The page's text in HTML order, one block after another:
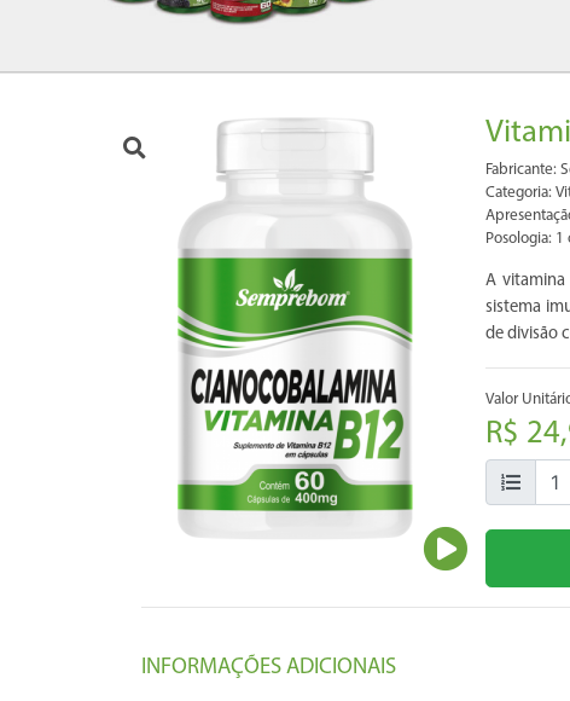
Fabricante:
Categoria:
Posologia: 1
A vitamina
sistema
de divisão
Valor
R$
INFORMAÇÕES ADICIONAIS